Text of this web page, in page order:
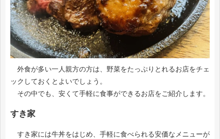
外食が多い一人親方の方は、野菜をたっぷりとれるお店をチェ
ックしておくとよいでしょう。
その中でも、安くて手軽に食事ができるお店をご紹介します。
すき家
すき家には牛丼をはじめ、手軽に食べられる安価なメニューが